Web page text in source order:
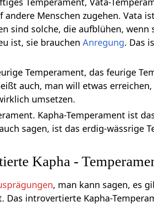
andere Menschen zugehen. Vata
sind solche, die aufblühen, wenn
ist, sie brauchenAnregung. Das
Temperament, das feurige
auch, man will etwas
umsetzen.
Kapha-Temperament ist
sagen, ist das erdig-wässrige
Kapha -
, man kann sagen, es
Das introvertierte Kapha-